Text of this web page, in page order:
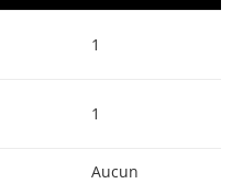
1
1
Aucun